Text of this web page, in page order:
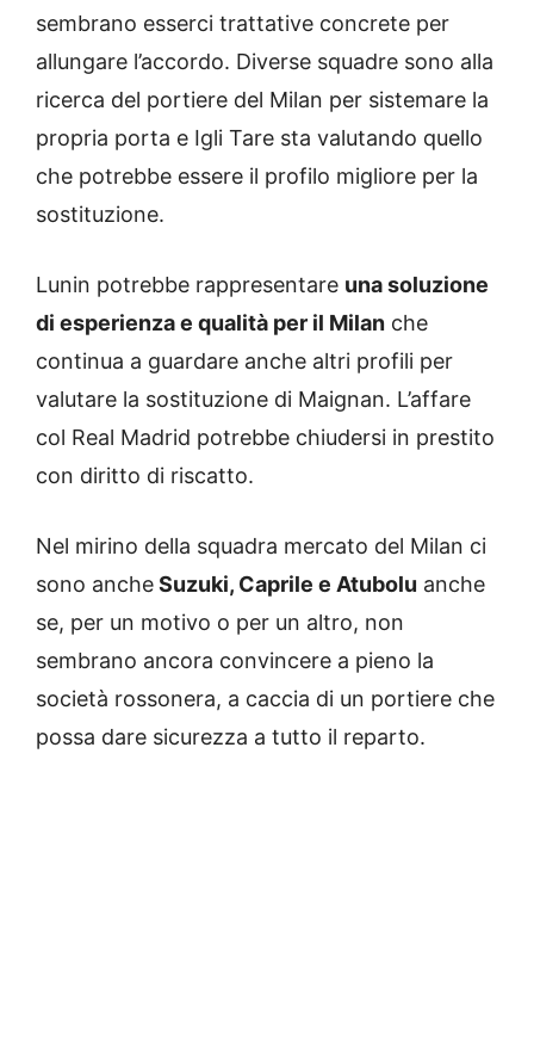
sembrano esserci trattative concrete per
allungare l’accordo. Diverse squadre sono alla
ricerca del portiere del Milan per sistemare la
propria porta e Igli Tare sta valutando quello
che potrebbe essere il profilo migliore per la
sostituzione.
Lunin potrebbe rappresentare una soluzione
di esperienza e qualità per il Milan che
continua a guardare anche altri profili per
valutare la sostituzione di Maignan. L’affare
col Real Madrid potrebbe chiudersi in prestito
con diritto di riscatto.
Nel mirino della squadra mercato del Milan ci
sono ancheSuzuki, Caprile e Atubolu anche
se, per un motivo o per un altro, non
sembrano ancora convincere a pieno la
società rossonera, a caccia di un portiere che
possa dare sicurezza a tutto il reparto.